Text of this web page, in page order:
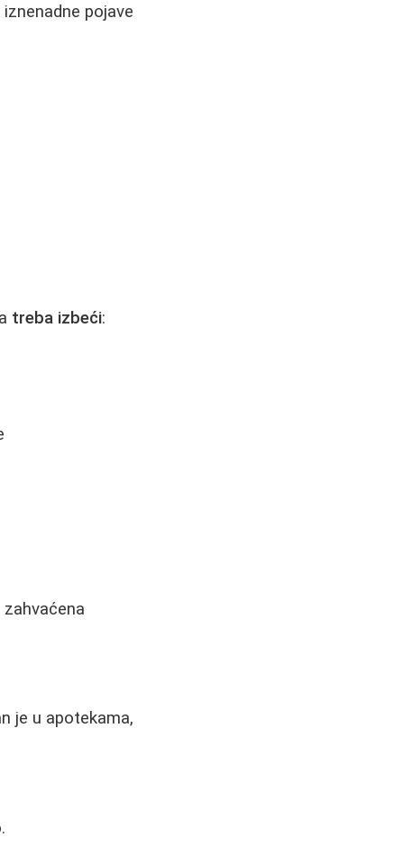
pojave
treba izbeći:
je u apotekama,